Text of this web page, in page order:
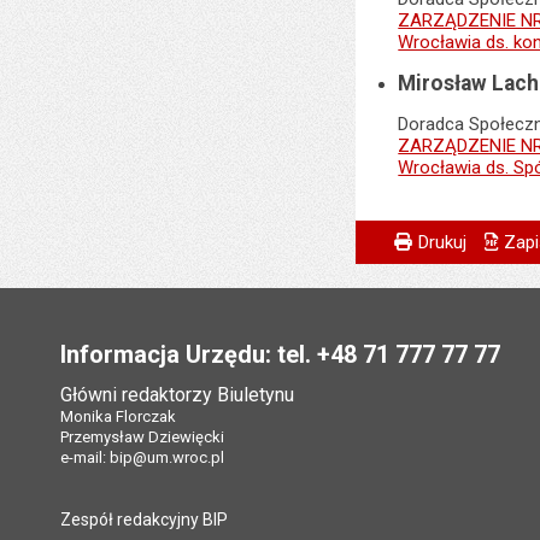
ZARZĄDZENIE
Wrocławia ds.
Mirosław Lach
Doradca
ZARZĄDZENIE
Wrocławia ds.
Metryczka
Odpowiedzialny
Data opublikowania:
Ostatnio
Data ostatniej
Powiadom
Drukuj
Informacja Urzędu: tel. +48 71 777 77 77
Główni redaktorzy Biuletynu
Monika Florczak
Przemysław Dziewięcki
e-mail: bip@um.wroc.pl
Zespół redakcyjny BIP